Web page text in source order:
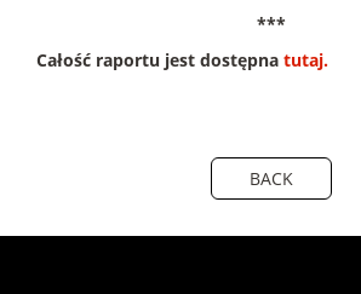
***
Całość raportu jest dostępna tutaj.
BACK